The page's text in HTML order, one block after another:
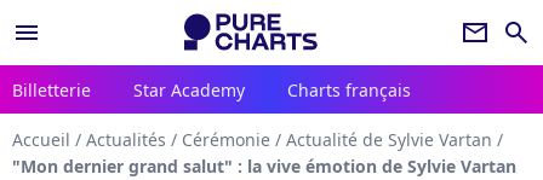
menu newsletter search
Billetterie Star Academy Charts français
Accueil / Actualités / Cérémonie / Actualité de Sylvie Vartan /
"Mon dernier grand salut" : la vive émotion de Sylvie Vartan